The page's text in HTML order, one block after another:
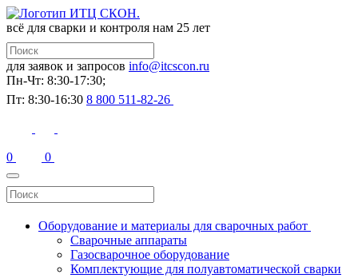
всё для сварки и контроля нам 25 лет
для заявок и запросов info@itcscon.ru
Пн-Чт: 8:30-17:30;
Пт: 8:30-16:30 8 800 511-82-26
0 0
Оборудование и материалы для сварочных работ
Сварочные аппараты
Газосварочное оборудование
Комплектующие для полуавтоматической сварки